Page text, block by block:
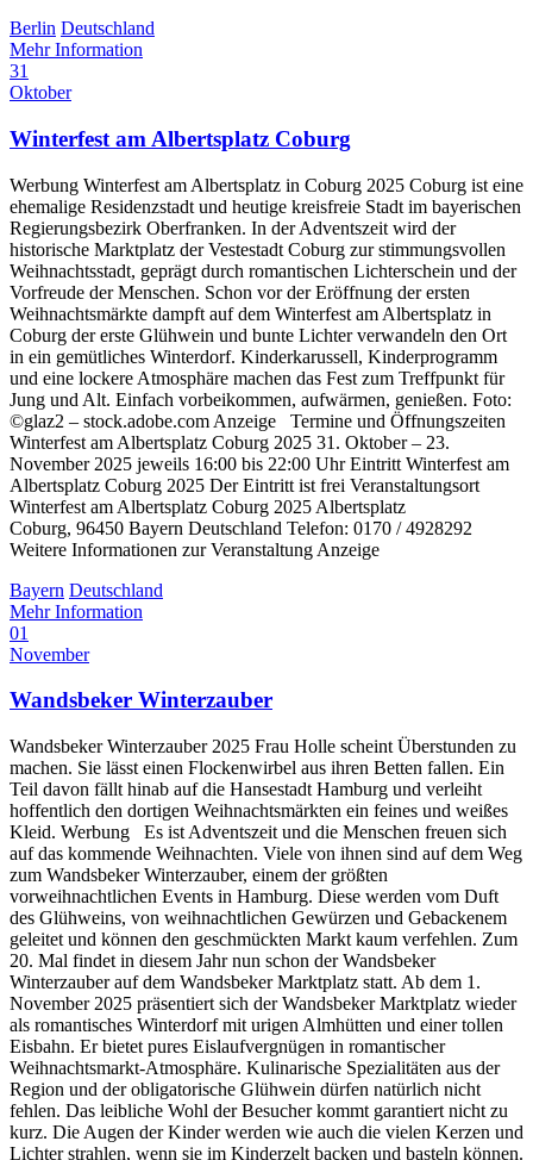
Berlin Deutschland
Mehr Information
31
Oktober
Winterfest am Albertsplatz Coburg
Werbung Winterfest am Albertsplatz in Coburg 2025 Coburg ist eine
ehemalige Residenzstadt und heutige kreisfreie Stadt im bayerischen
Regierungsbezirk Oberfranken. In der Adventszeit wird der
historische Marktplatz der Vestestadt Coburg zur stimmungsvollen
Weihnachtsstadt, geprägt durch romantischen Lichterschein und der
Vorfreude der Menschen. Schon vor der Eröffnung der ersten
Weihnachtsmärkte dampft auf dem Winterfest am Albertsplatz in
Coburg der erste Glühwein und bunte Lichter verwandeln den Ort
in ein gemütliches Winterdorf. Kinderkarussell, Kinderprogramm
und eine lockere Atmosphäre machen das Fest zum Treffpunkt für
Jung und Alt. Einfach vorbeikommen, aufwärmen, genießen. Foto:
©glaz2 – stock.adobe.com Anzeige Termine und Öffnungszeiten
Winterfest am Albertsplatz Coburg 2025 31. Oktober – 23.
November 2025 jeweils 16:00 bis 22:00 Uhr Eintritt Winterfest am
Albertsplatz Coburg 2025 Der Eintritt ist frei Veranstaltungsort
Winterfest am Albertsplatz Coburg 2025 Albertsplatz
Coburg, 96450 Bayern Deutschland Telefon: 0170 / 4928292
Weitere Informationen zur Veranstaltung Anzeige
Bayern Deutschland
Mehr Information
01
November
Wandsbeker Winterzauber
Wandsbeker Winterzauber 2025 Frau Holle scheint Überstunden zu
machen. Sie lässt einen Flockenwirbel aus ihren Betten fallen. Ein
Teil davon fällt hinab auf die Hansestadt Hamburg und verleiht
hoffentlich den dortigen Weihnachtsmärkten ein feines und weißes
Kleid. Werbung Es ist Adventszeit und die Menschen freuen sich
auf das kommende Weihnachten. Viele von ihnen sind auf dem Weg
zum Wandsbeker Winterzauber, einem der größten
vorweihnachtlichen Events in Hamburg. Diese werden vom Duft
des Glühweins, von weihnachtlichen Gewürzen und Gebackenem
geleitet und können den geschmückten Markt kaum verfehlen. Zum
20. Mal findet in diesem Jahr nun schon der Wandsbeker
Winterzauber auf dem Wandsbeker Marktplatz statt. Ab dem 1.
November 2025 präsentiert sich der Wandsbeker Marktplatz wieder
als romantisches Winterdorf mit urigen Almhütten und einer tollen
Eisbahn. Er bietet pures Eislaufvergnügen in romantischer
Weihnachtsmarkt-Atmosphäre. Kulinarische Spezialitäten aus der
Region und der obligatorische Glühwein dürfen natürlich nicht
fehlen. Das leibliche Wohl der Besucher kommt garantiert nicht zu
kurz. Die Augen der Kinder werden wie auch die vielen Kerzen und
Lichter strahlen, wenn sie im Kinderzelt backen und basteln können.